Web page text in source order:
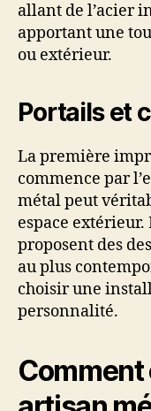
allant de l’acier
apportant une
ou extérieur.
Portails et
La première
commence par
métal peut
espace
proposent des
au plus
choisir une
personnalité.